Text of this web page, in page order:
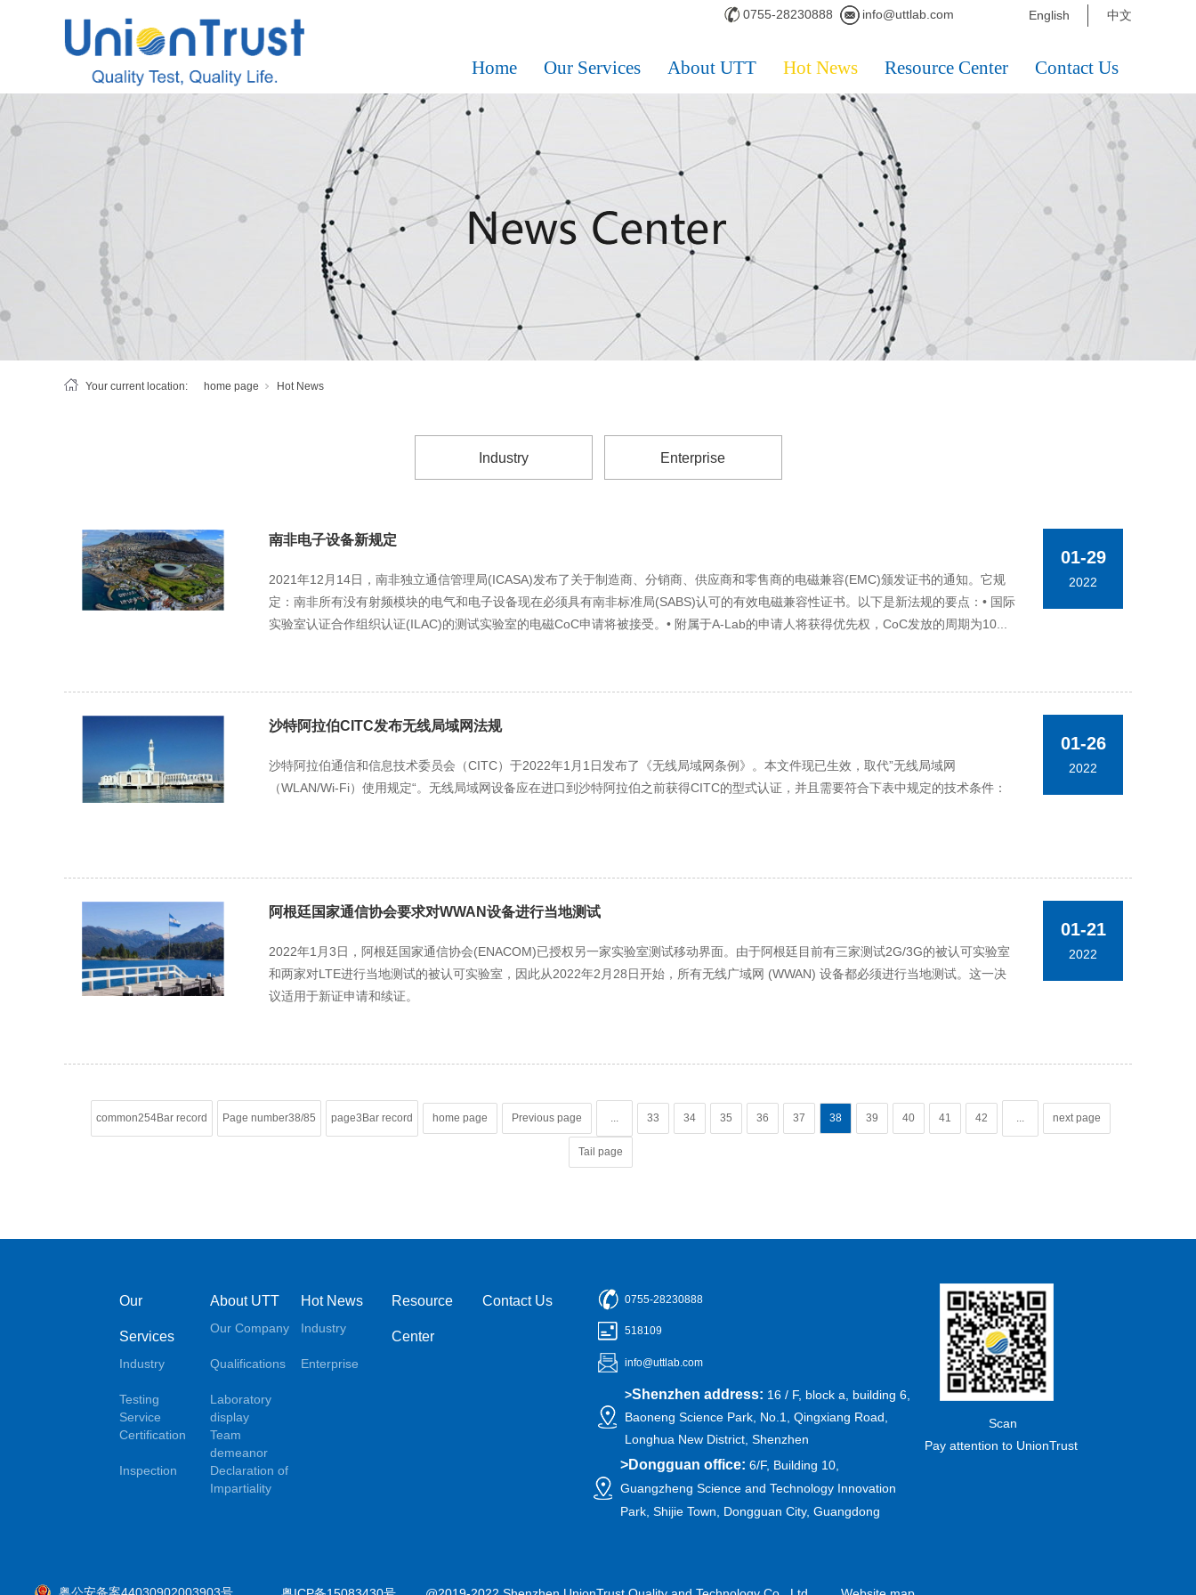
0755-28230888 info@uttlab.com English 中文
Home Our Services About UTT Hot News Resource Center Contact Us
Your current location: home page Hot News
Industry Enterprise
南非电子设备新规定
2021年12月14日，南非独立通信管理局(ICASA)发布了关于制造商、分销商、供应商和零售商的电磁兼容(EMC)颁发证书的通知。它规
定：南非所有没有射频模块的电气和电子设备现在必须具有南非标准局(SABS)认可的有效电磁兼容性证书。以下是新法规的要点：• 国际
实验室认证合作组织认证(ILAC)的测试实验室的电磁CoC申请将被接受。• 附属于A-Lab的申请人将获得优先权，CoC发放的周期为10...
01-29
2022
沙特阿拉伯CITC发布无线局域网法规
沙特阿拉伯通信和信息技术委员会（CITC）于2022年1月1日发布了《无线局域网条例》。本文件现已生效，取代”无线局域网
（WLAN/Wi-Fi）使用规定“。无线局域网设备应在进口到沙特阿拉伯之前获得CITC的型式认证，并且需要符合下表中规定的技术条件：
01-26
2022
阿根廷国家通信协会要求对WWAN设备进行当地测试
2022年1月3日，阿根廷国家通信协会(ENACOM)已授权另一家实验室测试移动界面。由于阿根廷目前有三家测试2G/3G的被认可实验室
和两家对LTE进行当地测试的被认可实验室，因此从2022年2月28日开始，所有无线广域网 (WWAN) 设备都必须进行当地测试。这一决
议适用于新证申请和续证。
01-21
2022
common254Bar record Page number38/85 page3Bar record home page Previous page ... 33 34 35 36 37 38 39 40 41 42 ... next page
Tail page
Our
Services
Industry
Testing
Service
Certification
Inspection
About UTT
Our Company
Qualifications
Laboratory
display
Team
demeanor
Declaration of
Impartiality
Hot News
Industry
Enterprise
Resource
Center
Contact Us 0755-28230888
518109
info@uttlab.com
>Shenzhen address: 16 / F, block a, building 6,
Baoneng Science Park, No.1, Qingxiang Road,
Longhua New District, Shenzhen
>Dongguan office: 6/F, Building 10,
Guangzheng Science and Technology Innovation
Park, Shijie Town, Dongguan City, Guangdong
Scan
Pay attention to UnionTrust